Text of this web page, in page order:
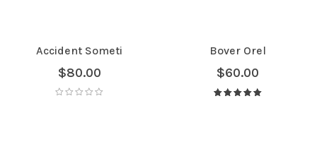
Accident Someti
$80.00
Bover Orel
$60.00